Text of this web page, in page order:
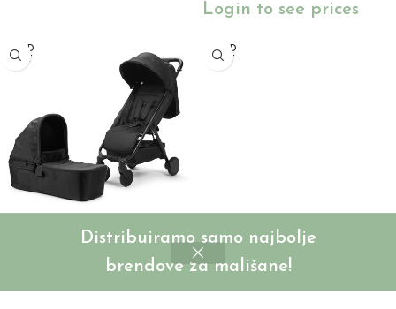
Distribuiramo samo najbolje
brendove za mališane!
Login to see prices
SOLD
OUT
Elodie Mondo dječija
kolica – Black + Elodie
SOLD
OUT
Elodie Mondo dječija
kolica – Blushing Pink